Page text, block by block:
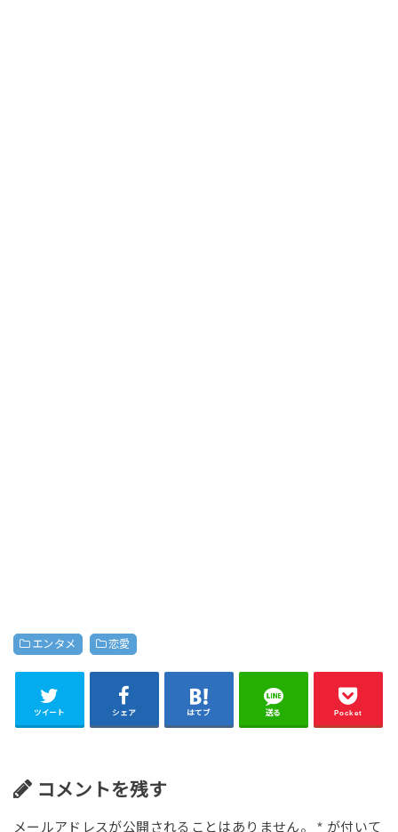
エンタメ 恋愛
ツイート シェア はてブ 送る Pocket
コメントを残す
メールアドレスが公開されることはありません。 * が付いて